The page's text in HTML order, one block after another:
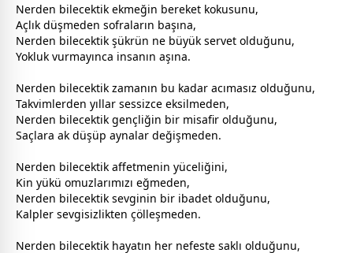
Nerden bilecektik ekmeğin bereket kokusunu,
Açlık düşmeden sofraların başına,
Nerden bilecektik şükrün ne büyük servet olduğunu,
Yokluk vurmayınca insanın aşına.
Nerden bilecektik zamanın bu kadar acımasız olduğunu,
Takvimlerden yıllar sessizce eksilmeden,
Nerden bilecektik gençliğin bir misafir olduğunu,
Saçlara ak düşüp aynalar değişmeden.
Nerden bilecektik affetmenin yüceliğini,
Kin yükü omuzlarımızı eğmeden,
Nerden bilecektik sevginin bir ibadet olduğunu,
Kalpler sevgisizlikten çölleşmeden.
Nerden bilecektik hayatın her nefeste saklı olduğunu,